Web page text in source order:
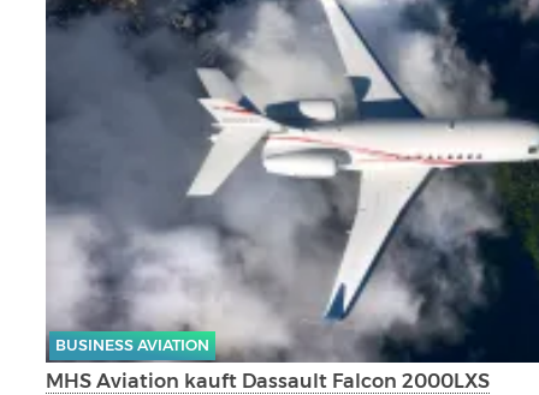
BUSINESS AVIATION
MHS Aviation kauft Dassault Falcon 2000LXS